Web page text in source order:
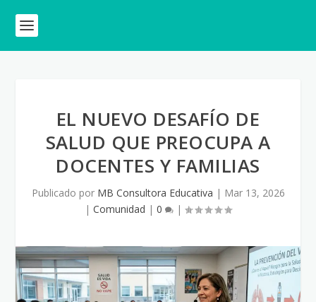
EL NUEVO DESAFÍO DE
SALUD QUE PREOCUPA A
DOCENTES Y FAMILIAS
Publicado por MB Consultora Educativa | Mar 13, 2026
| Comunidad | 0 |